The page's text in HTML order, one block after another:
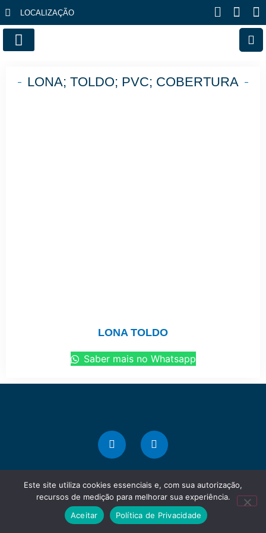
LOCALIZAÇÃO
LONA; TOLDO; PVC; COBERTURA
LONA TOLDO
Saber mais no Whatsapp
Marque presença na web!
Este site utiliza cookies essenciais e, com sua autorização,
recursos de medição para melhorar sua experiência.
Aceitar
Política de Privacidade